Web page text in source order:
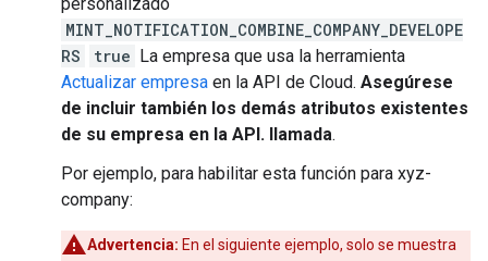
MINT_NOTIFICATION_COMBINE_COMPANY_DEVELOPE
RS
true La empresa que usa la herramienta
Actualizar empresa en la API de Cloud. Asegúrese
de incluir también los demás atributos existentes
de su empresa en la API. llamada.
Por ejemplo, para habilitar esta función para xyz-
company:
Advertencia: En el siguiente ejemplo, solo se muestra